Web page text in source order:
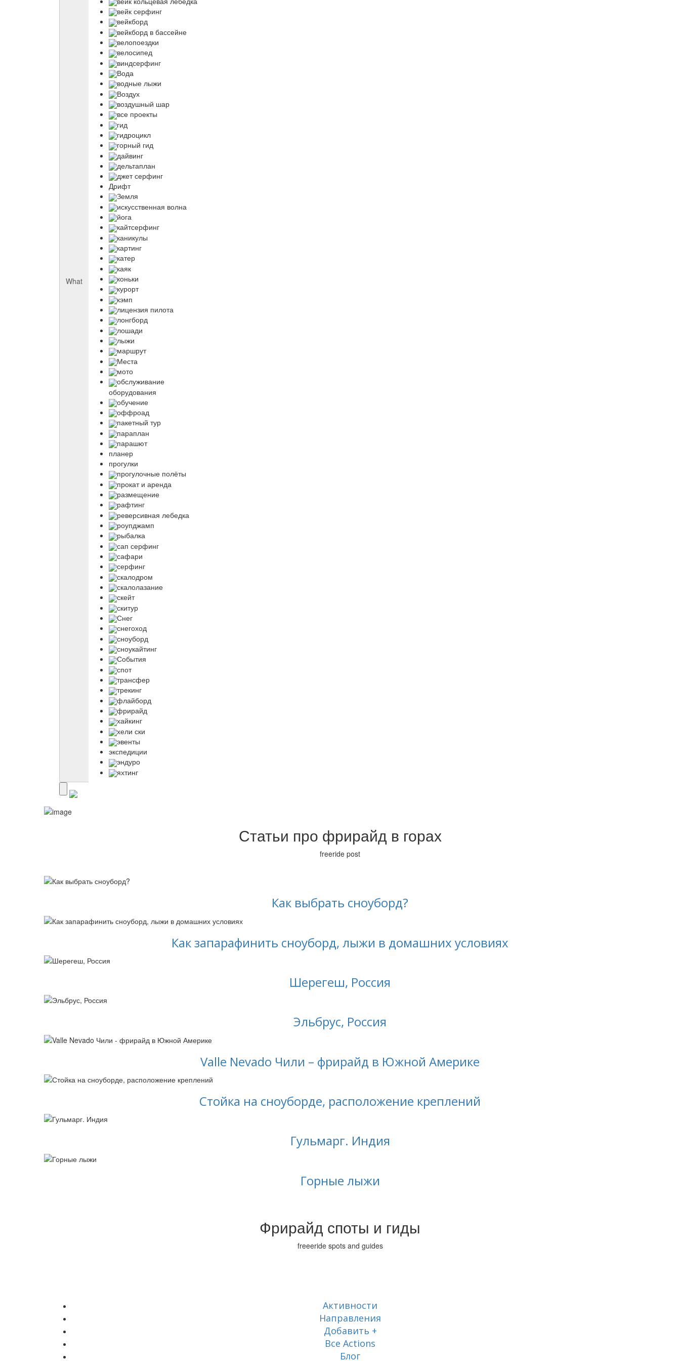
What
вейк серфинг
вейкборд
вейкборд в бассейне
велопоездки
велосипед
виндсерфинг
Вода
водные лыжи
Воздух
воздушный шар
все проекты
гид
гидроцикл
горный гид
дайвинг
дельтаплан
джет серфинг
Дрифт
Земля
искусственная волна
йога
кайтсерфинг
каникулы
картинг
катер
каяк
коньки
курорт
кэмп
лицензия пилота
лонгборд
лошади
лыжи
маршрут
Места
мото
обслуживание
оборудования
обучение
оффроад
пакетный тур
параплан
парашют
планер
прогулки
прогулочные полёты
прокат и аренда
размещение
рафтинг
реверсивная лебедка
роупджамп
рыбалка
сап серфинг
сафари
серфинг
скалодром
скалолазание
скейт
скитур
Снег
снегоход
сноуборд
сноукайтинг
События
спот
трансфер
трекинг
флайборд
фрирайд
хайкинг
хели ски
эвенты
экспедиции
эндуро
яхтинг
Статьи про фрирайд в горах
freeride post
Как выбрать сноуборд?
Как запарафинить сноуборд, лыжи в домашних условиях
Шерегеш, Россия
Эльбрус, Россия
Valle Nevado Чили – фрирайд в Южной Америке
Стойка на сноуборде, расположение креплений
Гульмарг. Индия
Горные лыжи
Фрирайд споты и гиды
freeeride spots and guides
Активности
Направления
Добавить +
Все Actions
Блог